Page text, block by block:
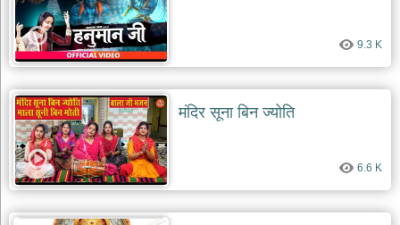
the
day
भजन
जोड़ें
bhajans
9.3 K
मंदिर सूना बिन ज्योति
6.6 K